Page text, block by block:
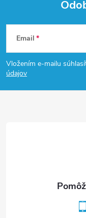
Z
á
p
Email
Vložením e-mailu
údajov